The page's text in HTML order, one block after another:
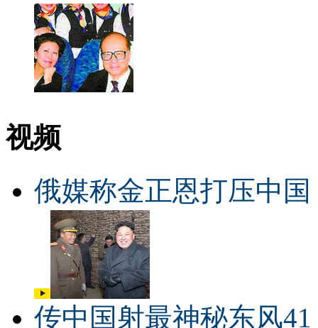
视频
俄媒称金正恩打压中国
传中国射最神秘东风41